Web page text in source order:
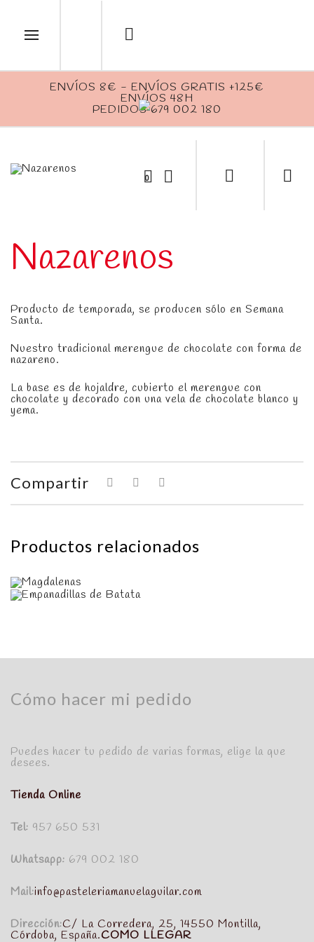
0
ENVÍOS 8€ - ENVÍOS GRATIS +125€
ENVÍOS 48H
PEDIDOS 679 002 180
Nazarenos
Producto de temporada, se producen sólo en Semana
Santa.
Nuestro tradicional merengue de chocolate con forma de
nazareno.
La base es de hojaldre, cubierto el merengue con
chocolate y decorado con una vela de chocolate blanco y
yema.
Compartir
Productos relacionados
Cómo hacer mi pedido
Puedes hacer tu pedido de varias formas, elige la que
desees.
Tienda Online
Tel: 957 650 531
Whatsapp: 679 002 180
Mail:info@pasteleriamanuelaguilar.com
Dirección:C/ La Corredera, 25, 14550 Montilla,
Córdoba, España.COMO LLEGAR